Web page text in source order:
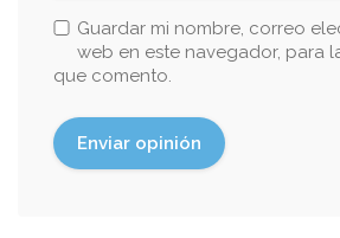
Guardar mi nombre, correo
web en este navegador, para
que comento.